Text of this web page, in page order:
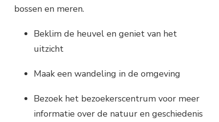
bossen en meren.
Beklim de heuvel en geniet van het
uitzicht
Maak een wandeling in de omgeving
Bezoek het bezoekerscentrum voor meer
informatie over de natuur en geschiedenis